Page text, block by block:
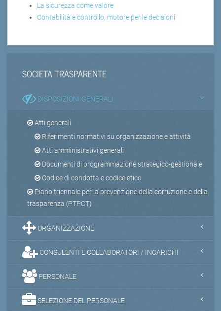
La sicurezza come valore
Contabilità e controllo, motore per le decisioni
SOCIETA TRASPARENTE
DISPOSIZIONI GENERALI
Atti generali
Riferimenti normativi su organizzazione e attività
Atti amministrativi generali
Documenti di programmazione strategico-gestionale
Codice di condotta e codice etico
Piano triennale per la prevenzione della corruzione e della
trasparenza (PTPCT)
ORGANIZZAZIONE
CONSULENTI E COLLABORATORI / INCARICHI
PERSONALE
SELEZIONE DEL PERSONALE